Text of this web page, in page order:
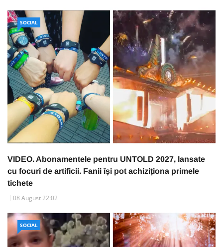
SOCIAL
VIDEO. Abonamentele pentru UNTOLD 2027, lansate
cu focuri de artificii. Fanii își pot achiziționa primele
tichete
08 August 22:02
SOCIAL